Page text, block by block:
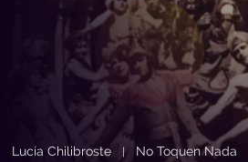
Lucía Chilibroste | No Toquen Nada